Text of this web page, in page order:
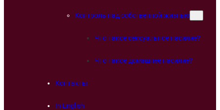
Контроль над собственной жизнью
Что такое сексуальное насилие?
Что такое домашнее насилие?
Контакты
In English